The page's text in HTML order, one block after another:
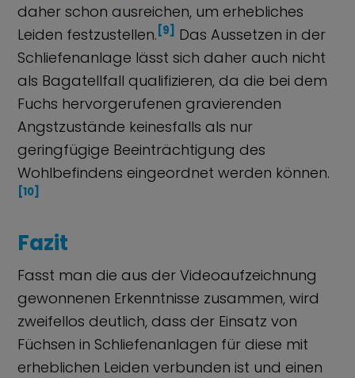
daher schon ausreichen, um erhebliches
Leiden festzustellen. [9] Das Aussetzen in der
Schliefenanlage lässt sich daher auch nicht
als Bagatellfall qualifizieren, da die bei dem
Fuchs hervorgerufenen gravierenden
Angstzustände keinesfalls als nur
geringfügige Beeinträchtigung des
Wohlbefindens eingeordnet werden können.
[10]
Fazit
Fasst man die aus der Videoaufzeichnung
gewonnenen Erkenntnisse zusammen, wird
zweifellos deutlich, dass der Einsatz von
Füchsen in Schliefenanlagen für diese mit
erheblichen Leiden verbunden ist und einen